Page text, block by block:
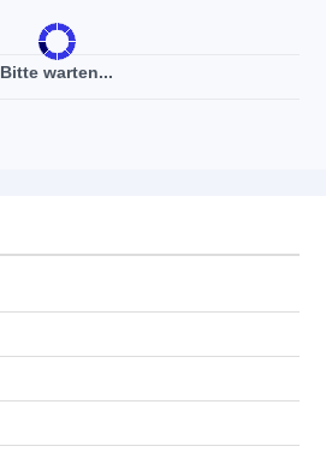
Bitte warten...